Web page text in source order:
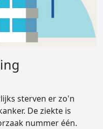
sterven er zo'n
De ziekte is
nummer één.